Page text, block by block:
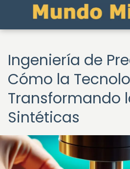
Ingeniería de
Cómo la
Transformando
Sintéticas